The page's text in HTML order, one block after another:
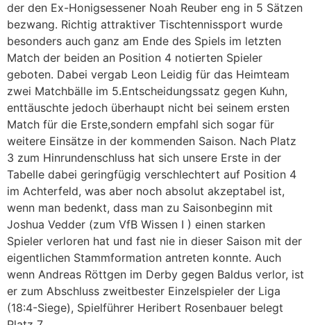
der den Ex-Honigsessener Noah Reuber eng in 5 Sätzen
bezwang. Richtig attraktiver Tischtennissport wurde
besonders auch ganz am Ende des Spiels im letzten
Match der beiden an Position 4 notierten Spieler
geboten. Dabei vergab Leon Leidig für das Heimteam
zwei Matchbälle im 5.Entscheidungssatz gegen Kuhn,
enttäuschte jedoch überhaupt nicht bei seinem ersten
Match für die Erste,sondern empfahl sich sogar für
weitere Einsätze in der kommenden Saison. Nach Platz
3 zum Hinrundenschluss hat sich unsere Erste in der
Tabelle dabei geringfügig verschlechtert auf Position 4
im Achterfeld, was aber noch absolut akzeptabel ist,
wenn man bedenkt, dass man zu Saisonbeginn mit
Joshua Vedder (zum VfB Wissen I ) einen starken
Spieler verloren hat und fast nie in dieser Saison mit der
eigentlichen Stammformation antreten konnte. Auch
wenn Andreas Röttgen im Derby gegen Baldus verlor, ist
er zum Abschluss zweitbester Einzelspieler der Liga
(18:4-Siege), Spielführer Heribert Rosenbauer belegt